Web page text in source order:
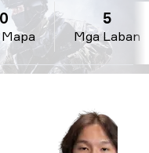
0
Mga Laban
5